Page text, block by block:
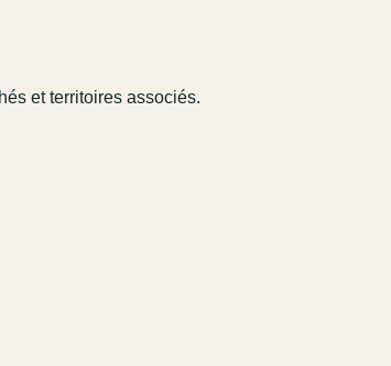
et territoires associés.